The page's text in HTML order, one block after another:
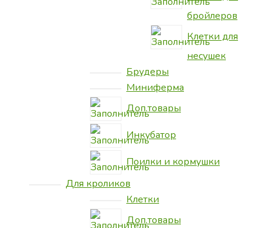
бройлеров
Клетки для
несушек
Брудеры
Миниферма
Доп.товары
Инкубатор
Поилки и кормушки
Для кроликов
Клетки
Доп.товары